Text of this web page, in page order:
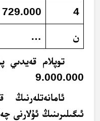
4
729.000
ن …
توپلام قەيدىي
9.000.000
ئامانەتلەرنىڭ
ئىگىلىرىنىڭ ئۇلارنى